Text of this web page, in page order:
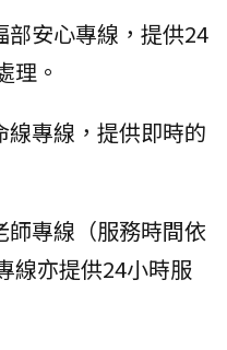
部安心專線，提供24
理。
線專線，提供即時的
師專線（服務時間依
線亦提供24小時服